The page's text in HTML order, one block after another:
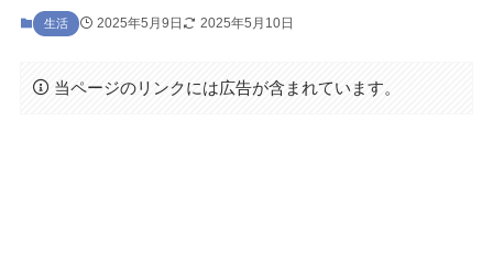
生活 2025年5月9日 2025年5月10日
当ページのリンクには広告が含まれています。